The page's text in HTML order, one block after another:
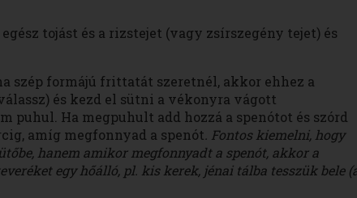
tojást és a rizstejet (vagy zsírszegény tejet) és
szép formájú frittatát szeretnél, akkor ehhez a
és kezd el sütni a vékonyra vágott
puhul. Ha megpuhult add hozzá a spenótot és szórd
amíg megfonnyad a spenót. Fontos kiemelni, hogy
hanem amikor megfonnyadt a spenót, akkor a
egy hőálló, pl. kis kerek, jénai tálba tesszük bele